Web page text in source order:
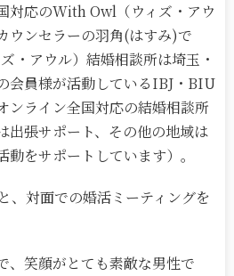
対応のWith Owl（ウィズ・アウ
ウンセラーの羽角(はすみ)で
アウル）結婚相談所は埼玉・
会員様が活動しているIBJ・BIU
ンライン全国対応の結婚相談所
出張サポート、その他の地域は
をサポートしています）。
、対面での婚活ミーティングを
、笑顔がとても素敵な男性で